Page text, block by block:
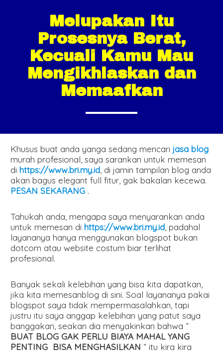
Melupakan Itu
Prosesnya Berat,
Kecuali Kamu Mau
Mengikhlaskan dan
Memaafkan
Khusus buat anda yanga sedang mencarijasa blog
murah profesional, saya sarankan untuk memesan
dihttps://www.bri.my.id , di jamin tampilan blog anda
akan bagus elegant full fitur, gak bakalan kecewa.
PESAN SEKARANG .
Tahukah anda, mengapa saya menyarankan anda
untuk memesan dihttps://www.bri.my.id , padahal
layananya hanya menggunakan blogspot bukan
dotcom atau website costum biar terlihat
profesional.
Banyak sekali kelebihan yang bisa kita dapatkan,
jika kita memesanblog di sini. Soal layananya pakai
blogspot saya tidak mempermasalahkan, tapi
justru itu saya anggap kelebihan yang patut saya
banggakan, seakan dia menyakinkan bahwa ”
BUAT BLOG GAK PERLU BIAYA MAHAL YANG
PENTING BISA MENGHASILKAN ” itu kira kira